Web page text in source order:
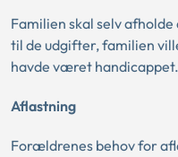
Familien skal selv
til de udgifter, familien
havde været handicappet.
Aflastning
Forældrenes behov for